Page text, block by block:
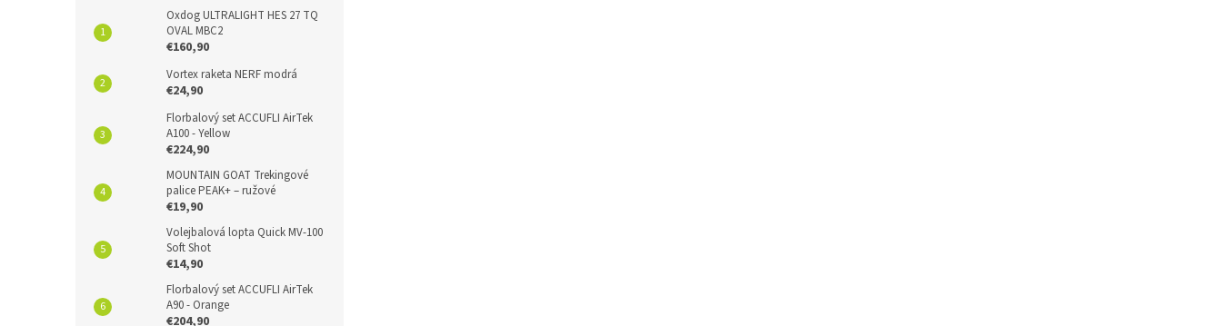
Oxdog ULTRALIGHT HES 27 TQ
OVAL MBC2
€160,90
Vortex raketa NERF modrá
€24,90
Florbalový set ACCUFLI AirTek
A100 - Yellow
€224,90
MOUNTAIN GOAT Trekingové
palice PEAK+ – ružové
€19,90
Volejbalová lopta Quick MV-100
Soft Shot
€14,90
Florbalový set ACCUFLI AirTek
A90 - Orange
€204,90